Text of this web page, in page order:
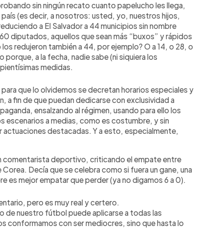
sin ningún recato cuanto papelucho les llega,
(es decir, a nosotros: usted, yo, nuestros hijos,
a El Salvador a 44 municipios sin nombre
diputados, aquellos que sean más “buxos” y rápidos
redujeron también a 44, por ejemplo? O a 14, o 28, o
porque, a la fecha, nadie sabe (ni siquiera los
medidas.
que lo olvidemos se decretan horarios especiales y
a fin de que puedan dedicarse con exclusividad a
ensalzando al régimen, usando para ello los
escenarios a medias, como es costumbre, y sin
actuaciones destacadas. Y a esto, especialmente,
comentarista deportivo, criticando el empate entre
Decía que se celebra como si fuera un gane, una
es mejor empatar que perder (ya no digamos 6 a 0).
pero es muy real y certero.
de nuestro fútbol puede aplicarse a todas las
conformamos con ser mediocres, sino que hasta lo